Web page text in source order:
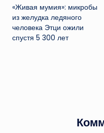
записи
«Живая мумия»: микробы
из желудка ледяного
человека Этци ожили
спустя 5 300 лет